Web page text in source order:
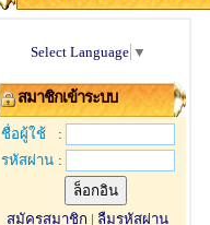
Select Language ▼
สมาชิกเข้าระบบ
ชื่อผู้ใช้
:
รหัสผ่าน :
สมัครสมาชิก | ลืมรหัสผ่าน